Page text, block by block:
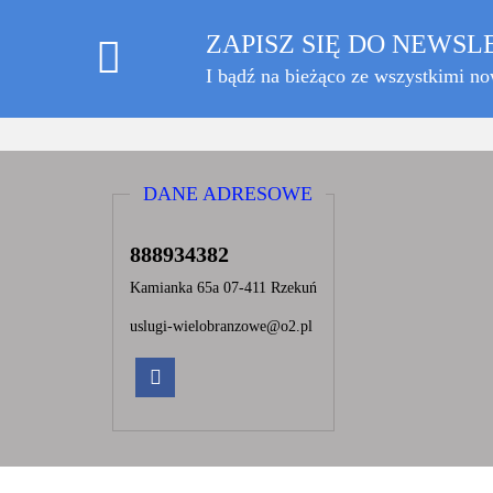
ZAPISZ SIĘ DO
I bądź na bieżąco ze wszystkimi
DANE ADRESOWE
888934382
Kamianka 65a 07-411 Rzekuń
uslugi-wielobranzowe@o2.pl